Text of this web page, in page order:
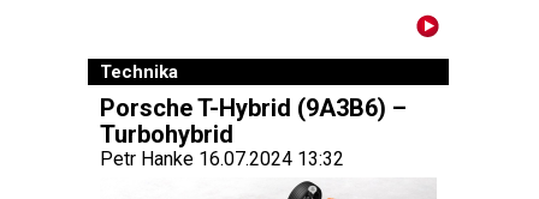
Technika
Porsche T-Hybrid (9A3B6) –
Turbohybrid
Petr Hanke 16.07.2024 13:32